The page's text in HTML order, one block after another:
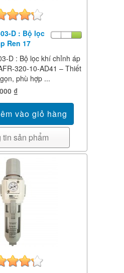
D : Bộ lọc
Ren 17
D : Bộ lọc khí chỉnh áp
320-10-AD41 – Thiết
phù hợp ...
₫
tin sản phẩm